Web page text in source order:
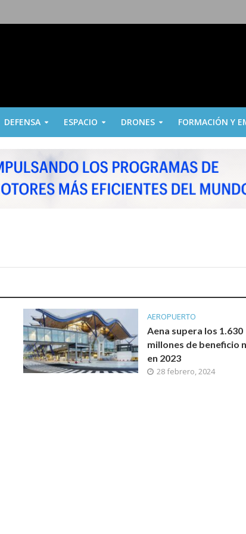
DEFENSA ESPACIO DRONES FORMACIÓN Y
AEROPUERTO
Aena supera los 1.630
millones de beneficio
en 2023
28 febrero, 2024